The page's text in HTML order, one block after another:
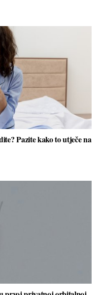
Pazite kako to utječe na